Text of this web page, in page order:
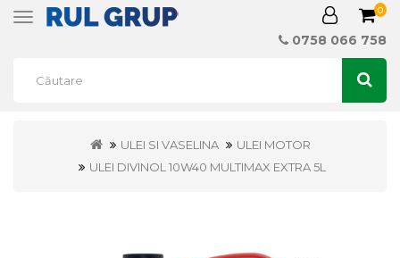
Toggle
0
0758 066 758
ULEI SI VASELINA
ULEI MOTOR
ULEI DIVINOL 10W40 MULTIMAX EXTRA 5L